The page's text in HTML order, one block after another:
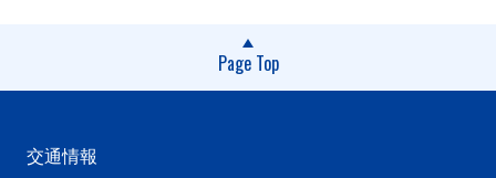
Page Top
交通情報